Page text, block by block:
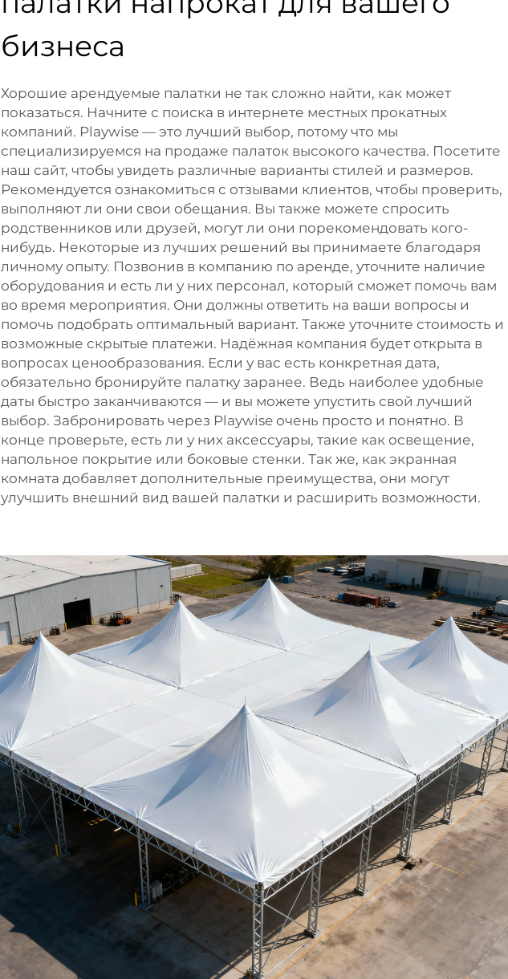
бизнеса
Хорошие арендуемые палатки не так сложно найти, как может
показаться. Начните с поиска в интернете местных прокатных
компаний. Playwise — это лучший выбор, потому что мы
специализируемся на продаже палаток высокого качества. Посетите
наш сайт, чтобы увидеть различные варианты стилей и размеров.
Рекомендуется ознакомиться с отзывами клиентов, чтобы проверить,
выполняют ли они свои обещания. Вы также можете спросить
родственников или друзей, могут ли они порекомендовать кого-
нибудь. Некоторые из лучших решений вы принимаете благодаря
личному опыту. Позвонив в компанию по аренде, уточните наличие
оборудования и есть ли у них персонал, который сможет помочь вам
во время мероприятия. Они должны ответить на ваши вопросы и
помочь подобрать оптимальный вариант. Также уточните стоимость и
возможные скрытые платежи. Надёжная компания будет открыта в
вопросах ценообразования. Если у вас есть конкретная дата,
обязательно бронируйте палатку заранее. Ведь наиболее удобные
даты быстро заканчиваются — и вы можете упустить свой лучший
выбор. Забронировать через Playwise очень просто и понятно. В
конце проверьте, есть ли у них аксессуары, такие как освещение,
напольное покрытие или боковые стенки. Так же, как экранная
комната добавляет дополнительные преимущества, они могут
улучшить внешний вид вашей палатки и расширить возможности.